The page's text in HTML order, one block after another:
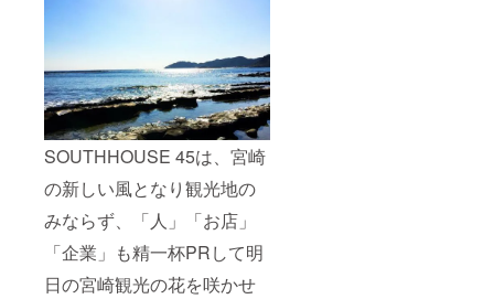
SOUTHHOUSE 45は、宮崎
の新しい風となり観光地の
みならず、「人」「お店」
「企業」も精一杯PRして明
日の宮崎観光の花を咲かせ